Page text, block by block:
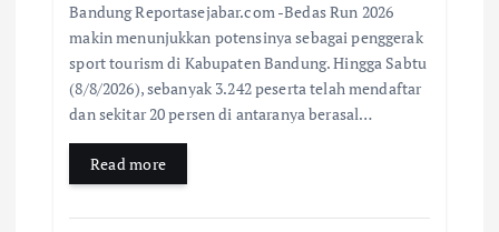
Bandung Reportasejabar.com -Bedas Run 2026
makin menunjukkan potensinya sebagai penggerak
sport tourism di Kabupaten Bandung. Hingga Sabtu
(8/8/2026), sebanyak 3.242 peserta telah mendaftar
dan sekitar 20 persen di antaranya berasal…
Read more